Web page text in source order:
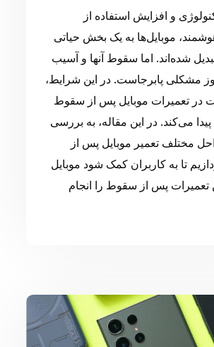
و افزایش استفاده از
موبایل‌ها به یک بخش حیاتی
شده‌اند. اما سقوط آنها و آسیب
مشکلی پابرجاست. در این شرایط،
در تعمیرات موبایل پس از سقوط
می‌کند. در این مقاله، به بررسی
مختلف تعمیر موبایل پس از
تا به کاربران کمک شود موبایل
تعمیرات پس از سقوط را انجام